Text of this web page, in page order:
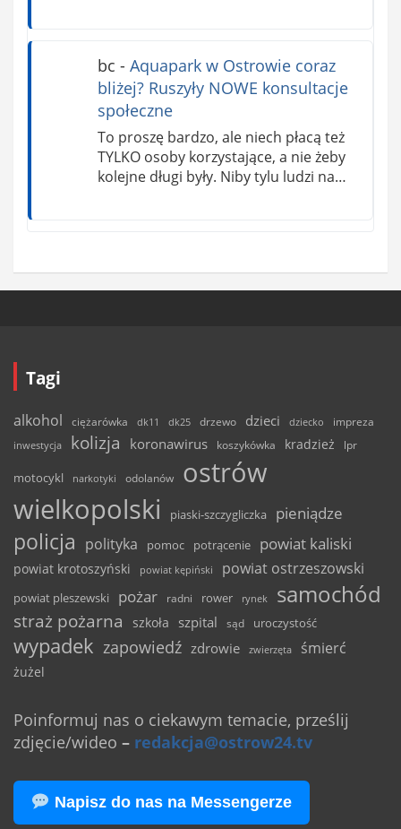
bc - Aquapark w Ostrowie coraz
bliżej? Ruszyły NOWE konsultacje
społeczne
To proszę bardzo, ale niech płacą też
TYLKO osoby korzystające, a nie żeby
kolejne długi były. Niby tylu ludzi na…
Tagi
alkohol ciężarówka dk11 dk25 drzewo dzieci dziecko
impreza
inwestycja
kolizja koronawirus koszykówka kradzież lpr
motocykl narkotyki odolanów
ostrów
wielkopolski
piaski-szczygliczka pieniądze
policja polityka pomoc potrącenie powiat kaliski
powiat krotoszyński powiat kępiński powiat ostrzeszowski
powiat pleszewski pożar radni rower rynek samochód
straż pożarna szkoła szpital sąd uroczystość
wypadek zapowiedź zdrowie zwierzęta śmierć
żużel
Poinformuj nas o ciekawym temacie, prześlij
zdjęcie/wideo – redakcja@ostrow24.tv
Napisz do nas na Messengerze